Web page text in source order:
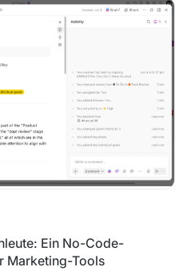
Ein No-Code-
Marketing-Tools